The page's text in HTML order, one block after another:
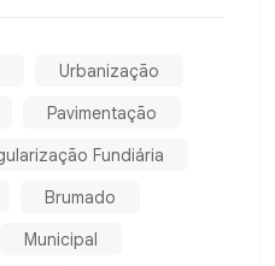
Urbanização
Pavimentação
Fundiária
Brumado
Municipal